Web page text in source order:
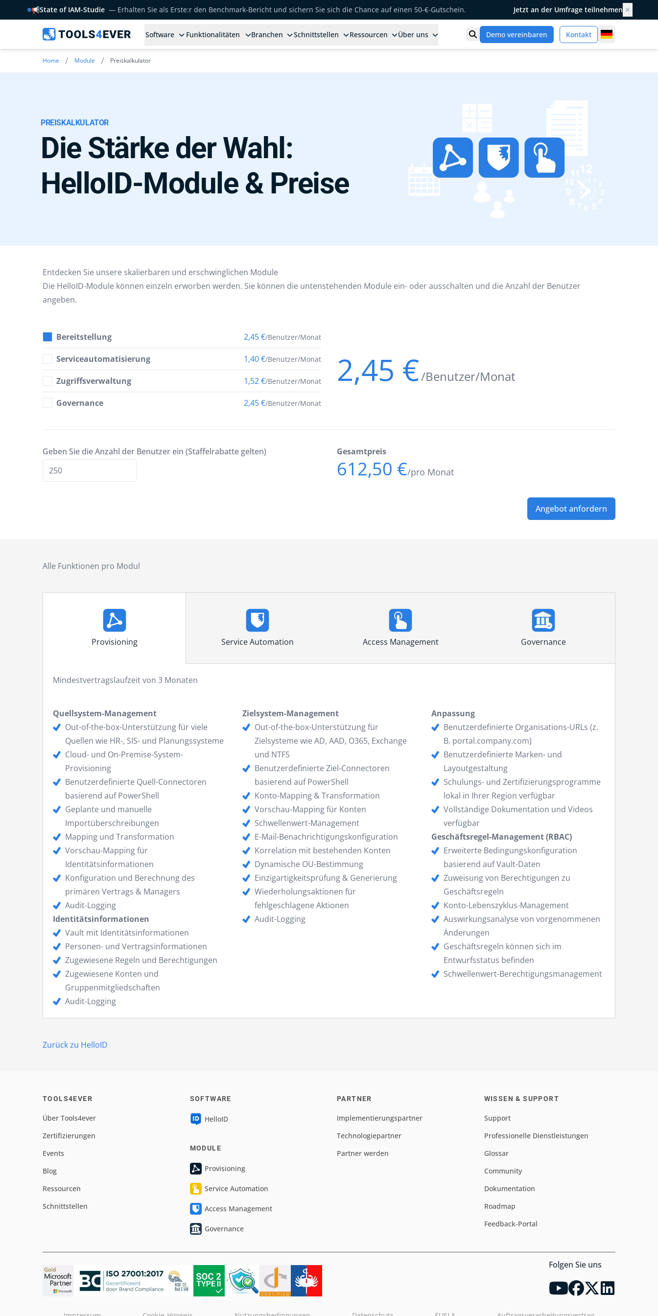
📢State of IAM-Studie — Erhalten Sie als Erste:r den Benchmark-Bericht und sichern Sie sich die Chance auf einen 50-€-Gutschein. Jetzt an der Umfrage teilnehmen ✕
Software Funktionalitäten Branchen Schnittstellen Ressourcen Über uns Suche öffnen
Demo vereinbaren Kontakt Germany
Home / Module / Preiskalkulator
PREISKALKULATOR
Die Stärke der Wahl:
HelloID-Module & Preise
Entdecken Sie unsere skalierbaren und erschwinglichen Module
Die HelloID-Module können einzeln erworben werden. Sie können die untenstehenden Module ein- oder ausschalten und die Anzahl der Benutzer
angeben.
Bereitstellung 2,45 €/Benutzer/Monat
Serviceautomatisierung 1,40 €/Benutzer/Monat
Zugriffsverwaltung 1,52 €/Benutzer/Monat
Governance 2,45 €/Benutzer/Monat
2,45 €/Benutzer/Monat
Geben Sie die Anzahl der Benutzer ein (Staffelrabatte gelten) Gesamtpreis
612,50 €/pro Monat
Angebot anfordern
Alle Funktionen pro Modul
Provisioning Service Automation Access Management Governance
Mindestvertragslaufzeit von 3 Monaten
Quellsystem-Management
Out-of-the-box-Unterstützung für viele
Quellen wie HR-, SIS- und Planungssysteme
Cloud- und On-Premise-System-
Provisioning
Benutzerdefinierte Quell-Connectoren
basierend auf PowerShell
Geplante und manuelle
Importüberschreibungen
Mapping und Transformation
Vorschau-Mapping für
Identitätsinformationen
Konfiguration und Berechnung des
primären Vertrags & Managers
Audit-Logging
Identitätsinformationen
Vault mit Identitätsinformationen
Personen- und Vertragsinformationen
Zugewiesene Regeln und Berechtigungen
Zugewiesene Konten und
Gruppenmitgliedschaften
Audit-Logging
Zielsystem-Management
Out-of-the-box-Unterstützung für
Zielsysteme wie AD, AAD, O365, Exchange
und NTFS
Benutzerdefinierte Ziel-Connectoren
basierend auf PowerShell
Konto-Mapping & Transformation
Vorschau-Mapping für Konten
Schwellenwert-Management
E-Mail-Benachrichtigungskonfiguration
Korrelation mit bestehenden Konten
Dynamische OU-Bestimmung
Einzigartigkeitsprüfung & Generierung
Wiederholungsaktionen für
fehlgeschlagene Aktionen
Audit-Logging
Anpassung
Benutzerdefinierte Organisations-URLs (z.
B. portal.company.com)
Benutzerdefinierte Marken- und
Layoutgestaltung
Schulungs- und Zertifizierungsprogramme
lokal in Ihrer Region verfügbar
Vollständige Dokumentation und Videos
verfügbar
Geschäftsregel-Management (RBAC)
Erweiterte Bedingungskonfiguration
basierend auf Vault-Daten
Zuweisung von Berechtigungen zu
Geschäftsregeln
Konto-Lebenszyklus-Management
Auswirkungsanalyse von vorgenommenen
Änderungen
Geschäftsregeln können sich im
Entwurfsstatus befinden
Schwellenwert-Berechtigungsmanagement
Zurück zu HelloID
TOOLS4EVER
Über Tools4ever
Zertifizierungen
Events
Blog
Ressourcen
Schnittstellen
SOFTWARE
HelloID
MODULE
Provisioning
Service Automation
Access Management
Governance
PARTNER
Implementierungspartner
Technologiepartner
Partner werden
WISSEN & SUPPORT
Support
Professionelle Dienstleistungen
Glossar
Community
Dokumentation
Roadmap
Feedback-Portal
Folgen Sie uns